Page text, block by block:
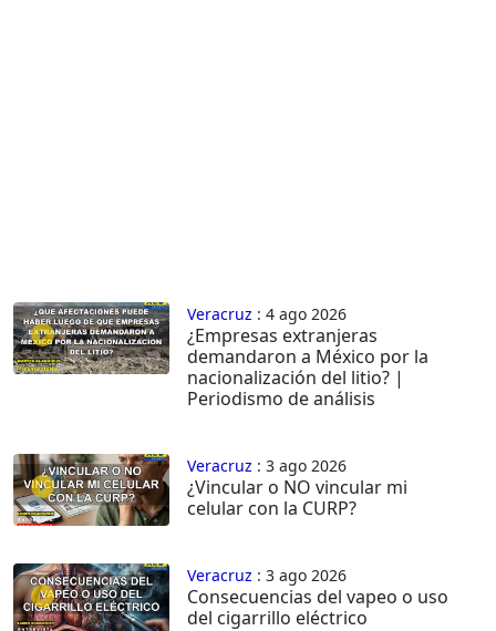
Veracruz : 4 ago 2026
¿Empresas extranjeras
demandaron a México por la
nacionalización del litio? |
Periodismo de análisis
Veracruz : 3 ago 2026
¿Vincular o NO vincular mi
celular con la CURP?
Veracruz : 3 ago 2026
Consecuencias del vapeo o uso
del cigarrillo eléctrico